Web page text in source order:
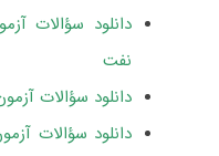
نفت
دانلود سؤالات آزمون دکتری 95